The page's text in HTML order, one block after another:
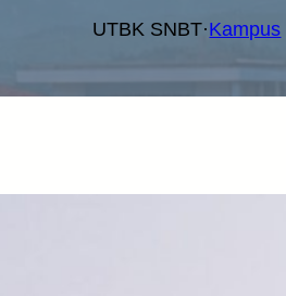
UTBK SNBT·Kampus